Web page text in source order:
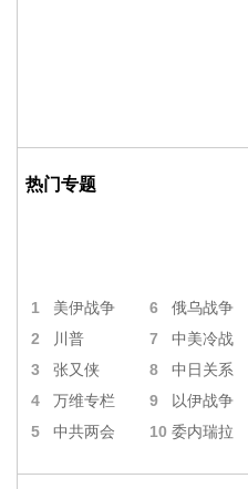
热门专题
1 美伊战争 6 俄乌战争
2 川普 7 中美冷战
3 张又侠 8 中日关系
4 万维专栏 9 以伊战争
5 中共两会 10 委内瑞拉